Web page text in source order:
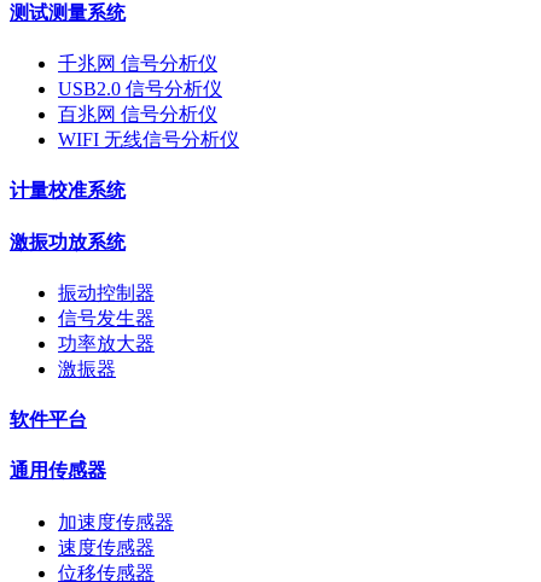
测试测量系统
千兆网 信号分析仪
USB2.0 信号分析仪
百兆网 信号分析仪
WIFI 无线信号分析仪
计量校准系统
激振功放系统
振动控制器
信号发生器
功率放大器
激振器
软件平台
通用传感器
加速度传感器
速度传感器
位移传感器